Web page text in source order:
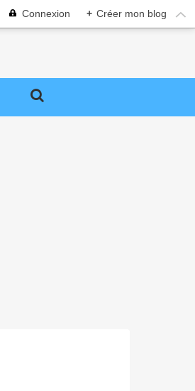
Connexion + Créer mon blog